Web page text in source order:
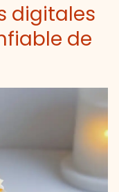
digitales
de